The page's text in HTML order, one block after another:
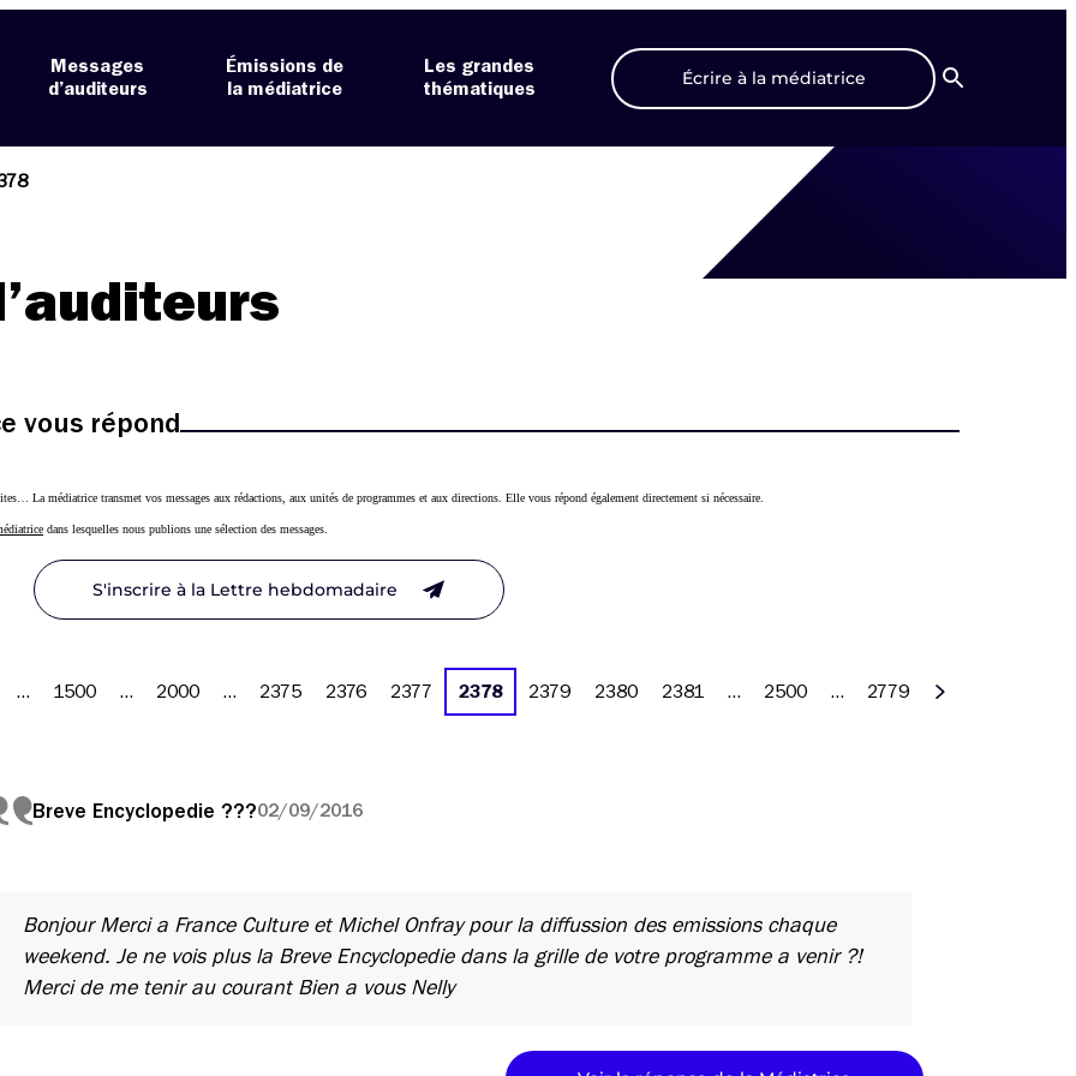
Messages
d’auditeurs
Émissions de
la médiatrice
Les grandes
thématiques
Écrire à la médiatrice
Recherche
vous répond
La médiatrice transmet vos messages aux rédactions, aux unités de programmes et aux directions. Elle vous répond également directement si nécessaire.
dans lesquelles nous publions une sélection des messages.
S'inscrire à la Lettre hebdomadaire
… 1500 … 2000 … 2375 2376 2377 2378 2379 2380 2381 … 2500 …
2779
Breve Encyclopedie ???02/09/2016
Bonjour Merci a France Culture et Michel Onfray pour la diffussion des emissions chaque
weekend. Je ne vois plus la Breve Encyclopedie dans la grille de votre programme a venir ?!
Merci de me tenir au courant Bien a vous Nelly